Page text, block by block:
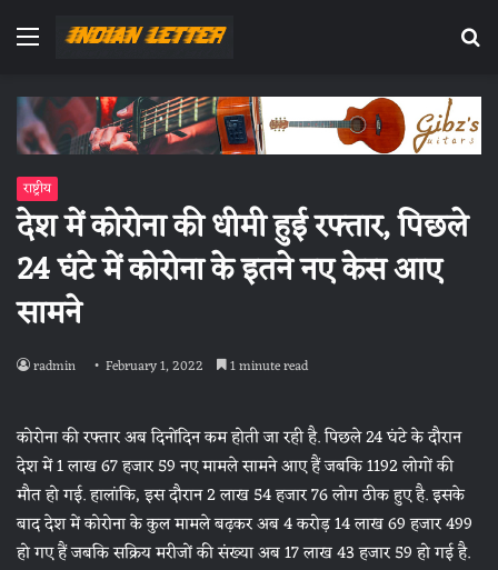
Menu
राष्ट्रीय
देश में कोरोना की धीमी हुई रफ्तार, पिछले
24 घंटे में कोरोना के इतने नए केस आए
सामने
radmin February 1, 2022 1 minute read
कोरोना की रफ्तार अब दिनोंदिन कम होती जा रही है. पिछले 24 घंटे के दौरान
देश में 1 लाख 67 हजार 59 नए मामले सामने आए हैं जबकि 1192 लोगों की
मौत हो गई. हालांकि, इस दौरान 2 लाख 54 हजार 76 लोग ठीक हुए है. इसके
बाद देश में कोरोना के कुल मामले बढ़कर अब 4 करोड़ 14 लाख 69 हजार 499
हो गए हैं जबकि सक्रिय मरीजों की संख्या अब 17 लाख 43 हजार 59 हो गई है.